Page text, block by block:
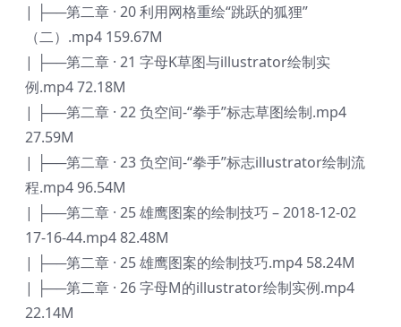
| ├──第二章 · 20 利用网格重绘“跳跃的狐狸”
（二）.mp4 159.67M
| ├──第二章 · 21 字母K草图与illustrator绘制实
例.mp4 72.18M
| ├──第二章 · 22 负空间-“拳手”标志草图绘制.mp4
27.59M
| ├──第二章 · 23 负空间-“拳手”标志illustrator绘制流
程.mp4 96.54M
| ├──第二章 · 25 雄鹰图案的绘制技巧 – 2018-12-02
17-16-44.mp4 82.48M
| ├──第二章 · 25 雄鹰图案的绘制技巧.mp4 58.24M
| ├──第二章 · 26 字母M的illustrator绘制实例.mp4
22.14M